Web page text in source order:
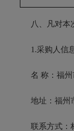
八、凡对本次
1.采购人信
名 称：福
地址：福
联系方式